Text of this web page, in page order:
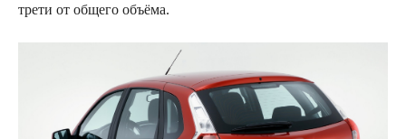
трети от общего объёма.